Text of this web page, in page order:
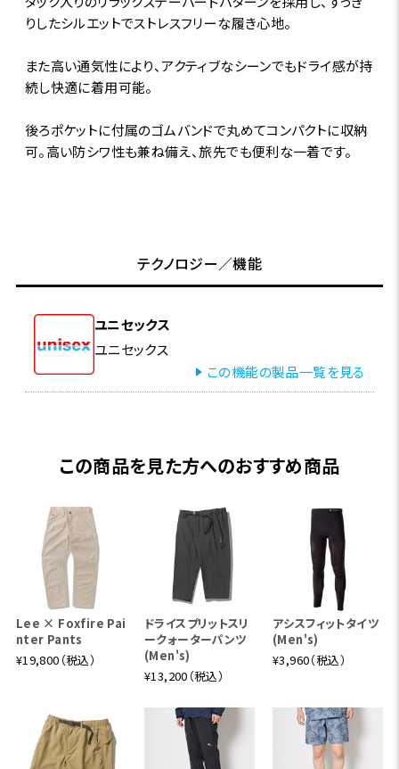
りしたシルエットでストレスフリーな履き心地。
また高い通気性により、アクティブなシーンでもドライ感が持
続し快適に着用可能。
後ろポケットに付属のゴムバンドで丸めてコンパクトに収納
可。高い防シワ性も兼ね備え、旅先でも便利な一着です。
テクノロジー／機能
ユニセックス
ユニセックス
この機能の製品一覧を見る
この商品を見た方へのおすすめ商品
Lee × Foxfire Pai
nter Pants
¥19,800（税込）
ドライスプリットスリ
ークォーターパンツ
(Men's)
¥13,200（税込）
アシスフィットタイツ
(Men's)
¥3,960（税込）